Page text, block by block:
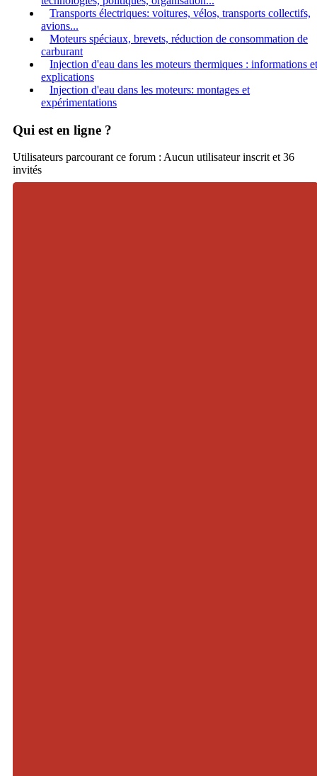
Transports électriques: voitures, vélos, transports collectifs,
avions...
Moteurs spéciaux, brevets, réduction de consommation de
carburant
Injection d'eau dans les moteurs thermiques : informations et
explications
Injection d'eau dans les moteurs: montages et
expérimentations
Qui est en ligne ?
Utilisateurs parcourant ce forum : Aucun utilisateur inscrit et 36
invités